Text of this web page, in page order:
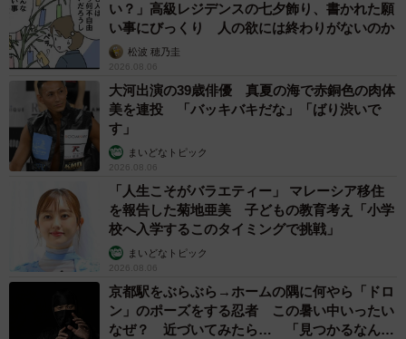
い？」高級レジデンスの七夕飾り、書かれた願
い事にびっくり 人の欲には終わりがないのか
松波 穂乃圭
2026.08.06
大河出演の39歳俳優 真夏の海で赤銅色の肉体
美を連投 「バッキバキだな」「ばり渋いで
す」
まいどなトピック
2026.08.06
「人生こそがバラエティー」 マレーシア移住
を報告した菊地亜美 子どもの教育考え「小学
校へ入学するこのタイミングで挑戦」
まいどなトピック
2026.08.06
京都駅をぶらぶら→ホームの隅に何やら「ドロ
ン」のポーズをする忍者 この暑い中いったい
なぜ？ 近づいてみたら… 「見つかるなんて